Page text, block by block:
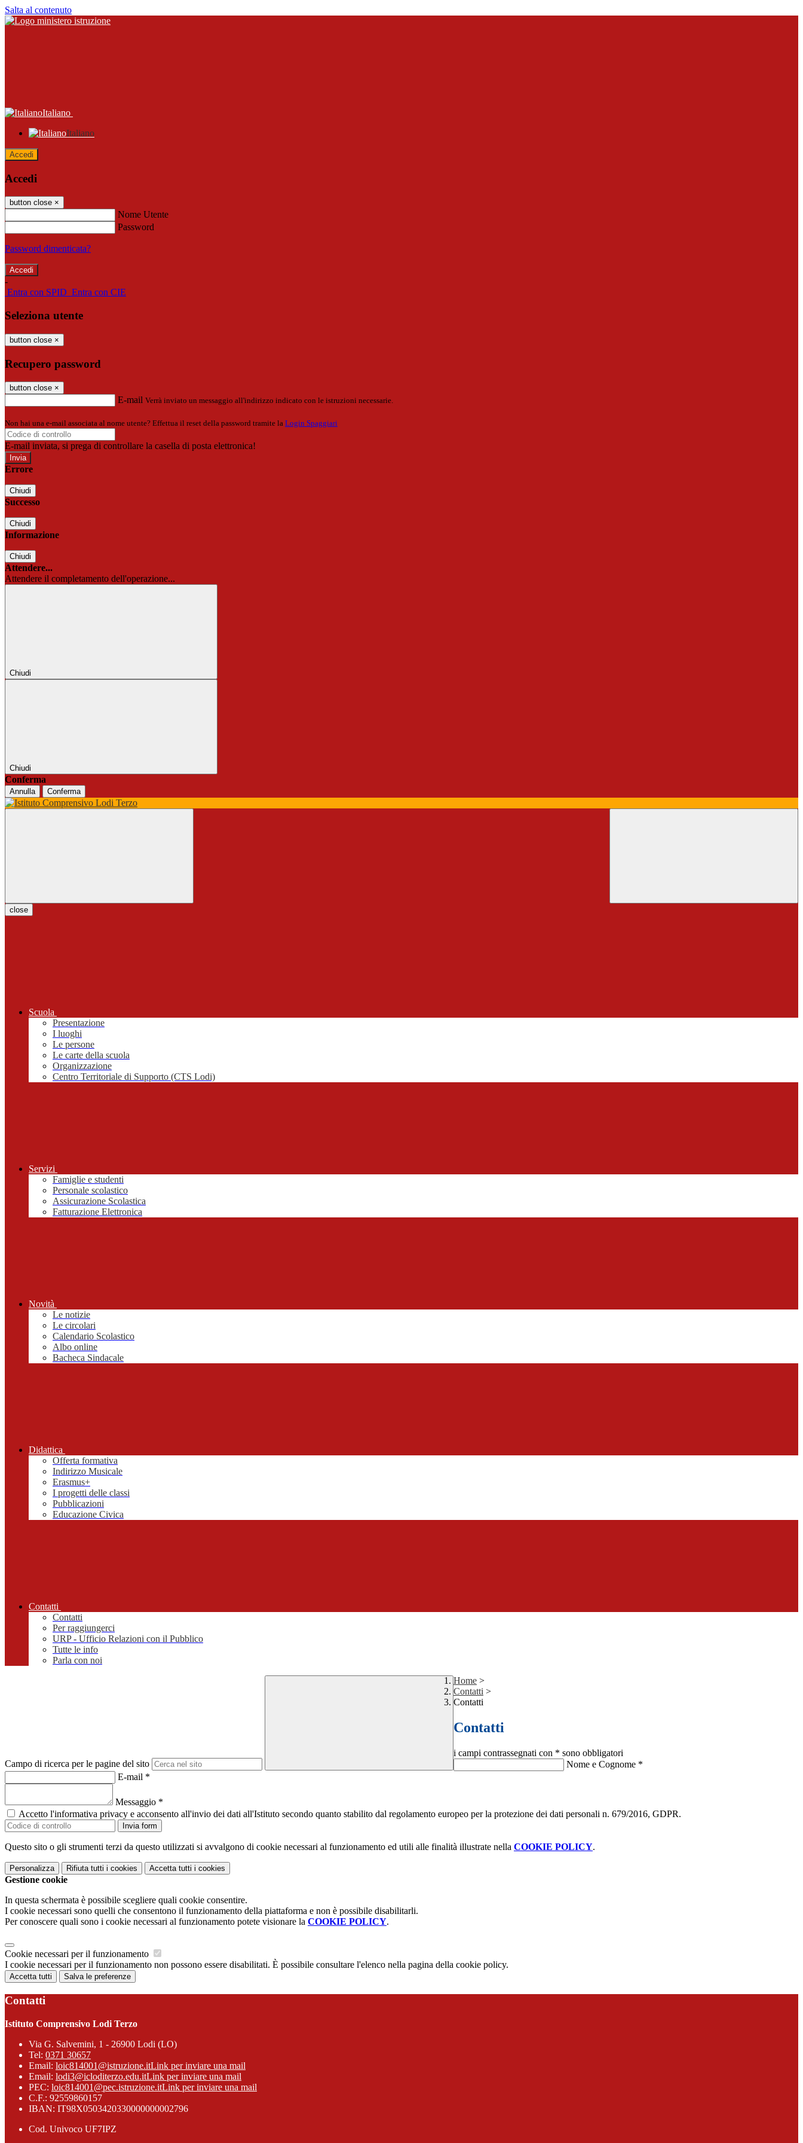
Salta al contenuto
Italiano
Italiano
Accedi
Accedi
button close ×
Nome Utente
Password
Password dimenticata?
-
Entra con SPID Entra con CIE
Seleziona utente
button close ×
Recupero password
button close ×
E-mail Verrà inviato un messaggio all'indirizzo indicato con le istruzioni necessarie.
Non hai una e-mail associata al nome utente? Effettua il reset della password tramite la Login Spaggiari
E-mail inviata, si prega di controllare la casella di posta elettronica!
Errore
Chiudi
Successo
Chiudi
Informazione
Chiudi
Attendere...
Attendere il completamento dell'operazione...
Chiudi
Chiudi
Conferma
Annulla Conferma
close
Scuola
Presentazione
I luoghi
Le persone
Le carte della scuola
Organizzazione
Centro Territoriale di Supporto (CTS Lodi)
Servizi
Famiglie e studenti
Personale scolastico
Assicurazione Scolastica
Fatturazione Elettronica
Novità
Le notizie
Le circolari
Calendario Scolastico
Albo online
Bacheca Sindacale
Didattica
Offerta formativa
Indirizzo Musicale
Erasmus+
I progetti delle classi
Pubblicazioni
Educazione Civica
Contatti
Contatti
Per raggiungerci
URP - Ufficio Relazioni con il Pubblico
Tutte le info
Parla con noi
Campo di ricerca per le pagine del sito
Home >
Contatti >
Contatti
Contatti
i campi contrassegnati con * sono obbligatori
Nome e Cognome *
E-mail *
Messaggio *
Accetto l'informativa privacy e acconsento all'invio dei dati all'Istituto secondo quanto stabilito dal regolamento europeo per la protezione dei dati personali n. 679/2016, GDPR.
Invia form
Questo sito o gli strumenti terzi da questo utilizzati si avvalgono di cookie necessari al funzionamento ed utili alle finalità illustrate nella COOKIE POLICY.
Personalizza Rifiuta tutti i cookies Accetta tutti i cookies
Gestione cookie
In questa schermata è possibile scegliere quali cookie consentire.
I cookie necessari sono quelli che consentono il funzionamento della piattaforma e non è possibile disabilitarli.
Per conoscere quali sono i cookie necessari al funzionamento potete visionare la COOKIE POLICY.
Cookie necessari per il funzionamento
I cookie necessari per il funzionamento non possono essere disabilitati. È possibile consultare l'elenco nella pagina della cookie policy.
Accetta tutti Salva le preferenze
Contatti
Istituto Comprensivo Lodi Terzo
Via G. Salvemini, 1 - 26900 Lodi (LO)
Tel: 0371 30657
Email: loic814001@istruzione.itLink per inviare una mail
Email: lodi3@icloditerzo.edu.itLink per inviare una mail
PEC: loic814001@pec.istruzione.itLink per inviare una mail
C.F.: 92559860157
IBAN: IT98X0503420330000000002796
Cod. Univoco UF7IPZ